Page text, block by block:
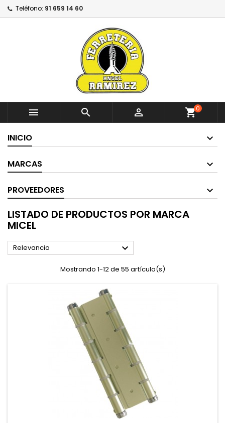
Teléfono: 91 659 14 60
   shopping_cart0
INICIO
MARCAS
PROVEEDORES
LISTADO DE PRODUCTOS POR MARCA
MICEL
Relevancia 
Mostrando 1-12 de 55 artículo(s)